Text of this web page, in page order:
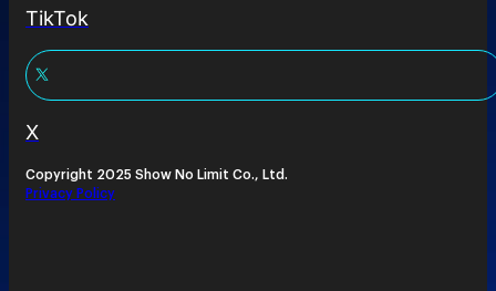
TikTok
X
Copyright 2025 Show No Limit Co., Ltd.
Privacy Policy